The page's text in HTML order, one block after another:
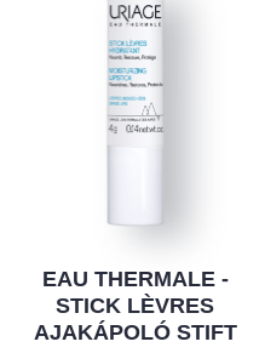
EAU THERMALE -
STICK LÈVRES
AJAKÁPOLÓ STIFT